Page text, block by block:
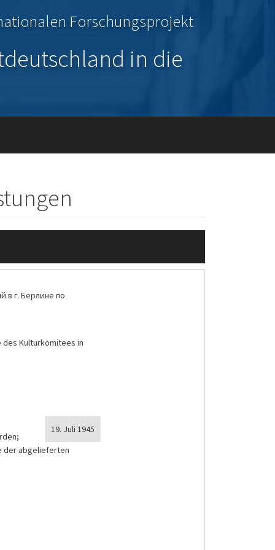
Forschungsprojekt
in die
в г. Берлине по
des Kulturkomitees in
19. Juli 1945
der abgelieferten